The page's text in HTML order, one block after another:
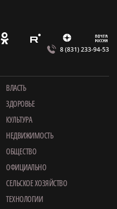
O E Z m
8 (831) 233-94-53
ВЛАСТЬ
ЗДОРОВЬЕ
КУЛЬТУРА
НЕДВИЖИМОСТЬ
ОБЩЕСТВО
ОФИЦИАЛЬНО
СЕЛЬСКОЕ ХОЗЯЙСТВО
ТЕХНОЛОГИИ